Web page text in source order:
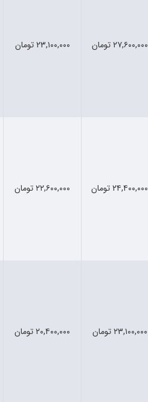
۲۷,۶۰۰,۰۰۰ تومان ۲۳,۱۰۰,۰۰۰ تومان
۲۴,۴۰۰,۰۰۰ تومان ۲۲,۶۰۰,۰۰۰ تومان
۲۳,۱۰۰,۰۰۰ تومان ۲۰,۴۰۰,۰۰۰ تومان